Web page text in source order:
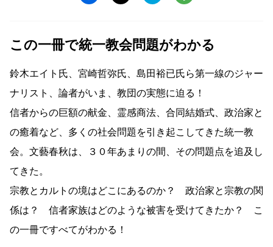
この一冊で統一教会問題がわかる
鈴木エイト氏、宮崎哲弥氏、島田裕已氏ら第一線のジャー
ナリスト、論者がいま、教団の実態に迫る！
信者からの巨額の献金、霊感商法、合同結婚式、政治家と
の癒着など、多くの社会問題を引き起こしてきた統一教
会。文藝春秋は、３０年あまりの間、その問題点を追及し
てきた。
宗教とカルトの境はどこにあるのか？ 政治家と宗教の関
係は？ 信者家族はどのような被害を受けてきたか？ こ
の一冊ですべてがわかる！